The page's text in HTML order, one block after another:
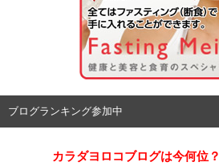
ブログランキング参加中
カラダヨロコブログは今何位？